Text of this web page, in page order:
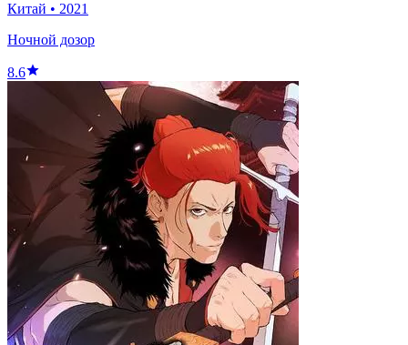
Китай • 2021
Ночной дозор
8.6